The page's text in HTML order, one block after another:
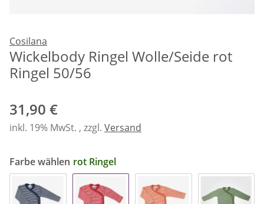
Cosilana
Wickelbody Ringel Wolle/Seide rot
Ringel 50/56
31,90 €
inkl. 19% MwSt. , zzgl. Versand
Farbe wählen rot Ringel